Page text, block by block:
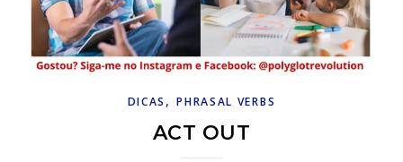
DICAS ,PHRASAL VERBS
ACT OUT